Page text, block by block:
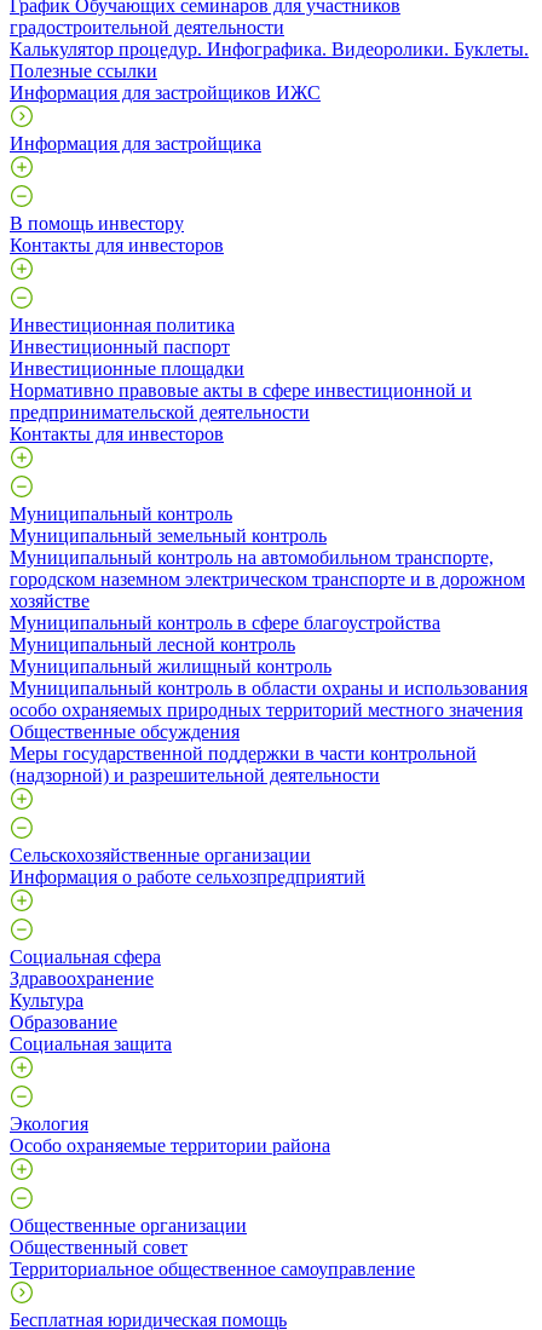
График Обучающих семинаров для участников
градостроительной деятельности
Калькулятор процедур. Инфографика. Видеоролики. Буклеты.
Полезные ссылки
Информация для застройщиков ИЖС
Информация для застройщика
В помощь инвестору
Контакты для инвесторов
Инвестиционная политика
Инвестиционный паспорт
Инвестиционные площадки
Нормативно правовые акты в сфере инвестиционной и
предпринимательской деятельности
Контакты для инвесторов
Муниципальный контроль
Муниципальный земельный контроль
Муниципальный контроль на автомобильном транспорте,
городском наземном электрическом транспорте и в дорожном
хозяйстве
Муниципальный контроль в сфере благоустройства
Муниципальный лесной контроль
Муниципальный жилищный контроль
Муниципальный контроль в области охраны и использования
особо охраняемых природных территорий местного значения
Общественные обсуждения
Меры государственной поддержки в части контрольной
(надзорной) и разрешительной деятельности
Сельскохозяйственные организации
Информация о работе сельхозпредприятий
Социальная сфера
Здравоохранение
Культура
Образование
Социальная защита
Экология
Особо охраняемые территории района
Общественные организации
Общественный совет
Территориальное общественное самоуправление
Бесплатная юридическая помощь